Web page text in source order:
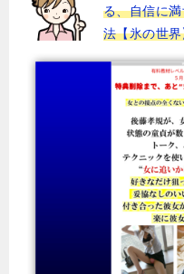
る、自信に
法【氷の世